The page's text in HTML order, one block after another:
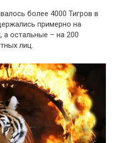
более 4000 Тигров в
примерно на
а остальные – на 200
лиц.